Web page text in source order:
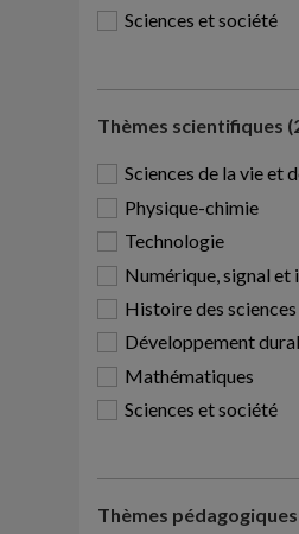
Sciences et société
Thèmes scientifiques
Sciences de la vie et
Physique-chimie
Technologie
Numérique, signal
Histoire des
Développement
Mathématiques
Sciences et société
Thèmes